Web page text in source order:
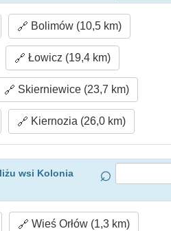
Bolimów (10,5 km)
Łowicz (19,4 km)
Skierniewice (23,7 km)
Kiernozia (26,0 km)
wsi Kolonia
Wieś Orłów (1,3 km)